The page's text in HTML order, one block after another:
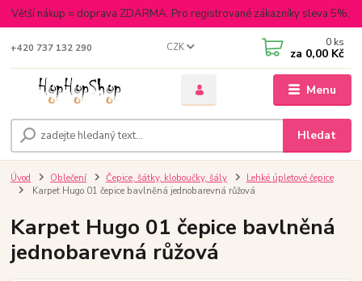
Větší nákup = doprava ZDARMA. Pro registrované zákazníky sleva 5%.
Menu
CZK
Hledat
+420 737 132 290 0 ks
za 0,00 Kč
Úvod Oblečení Čepice, šátky, kloboučky, šály
Lehké úpletové čepice
Karpet Hugo 01 čepice bavlněná jednobarevná růžová
Karpet Hugo 01 čepice bavlněná
jednobarevná růžová